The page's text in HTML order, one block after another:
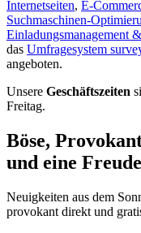
Internetseiten, E-
Suchmaschinen-
Einladungsmanagement
das Umfragesystem
angeboten.
Unsere Geschäftszeiten
Freitag.
Böse,
und eine Freude
Neuigkeiten aus dem
provokant direkt und